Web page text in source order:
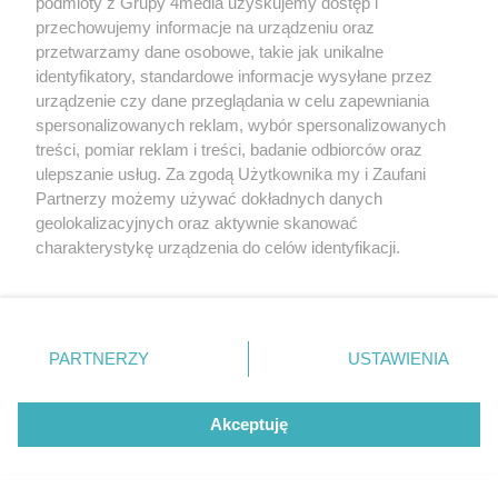
Redakcja Reklama Prywatność
the:protocol
Szukaj
Facebook.com
Youtube.com
przechowujemy informacje na urządzeniu oraz
przetwarzamy dane osobowe, takie jak unikalne
identyfikatory, standardowe informacje wysyłane przez
urządzenie czy dane przeglądania w celu zapewniania
spersonalizowanych reklam, wybór spersonalizowanych
treści, pomiar reklam i treści, badanie odbiorców oraz
ulepszanie usług. Za zgodą Użytkownika my i Zaufani
Partnerzy możemy używać dokładnych danych
geolokalizacyjnych oraz aktywnie skanować
charakterystykę urządzenia do celów identyfikacji.
zmienić/wycofać klikając przycisk ustawień prywatności
znajdujący się w lewym dolnym rogu strony
. Niektóre
użytkownika, ale masz prawo sprzeciwić się takiemu
przetwarzaniu. Preferencje będą miały zastosowania tylko
PARTNERZY USTAWIENIA
Akceptuję